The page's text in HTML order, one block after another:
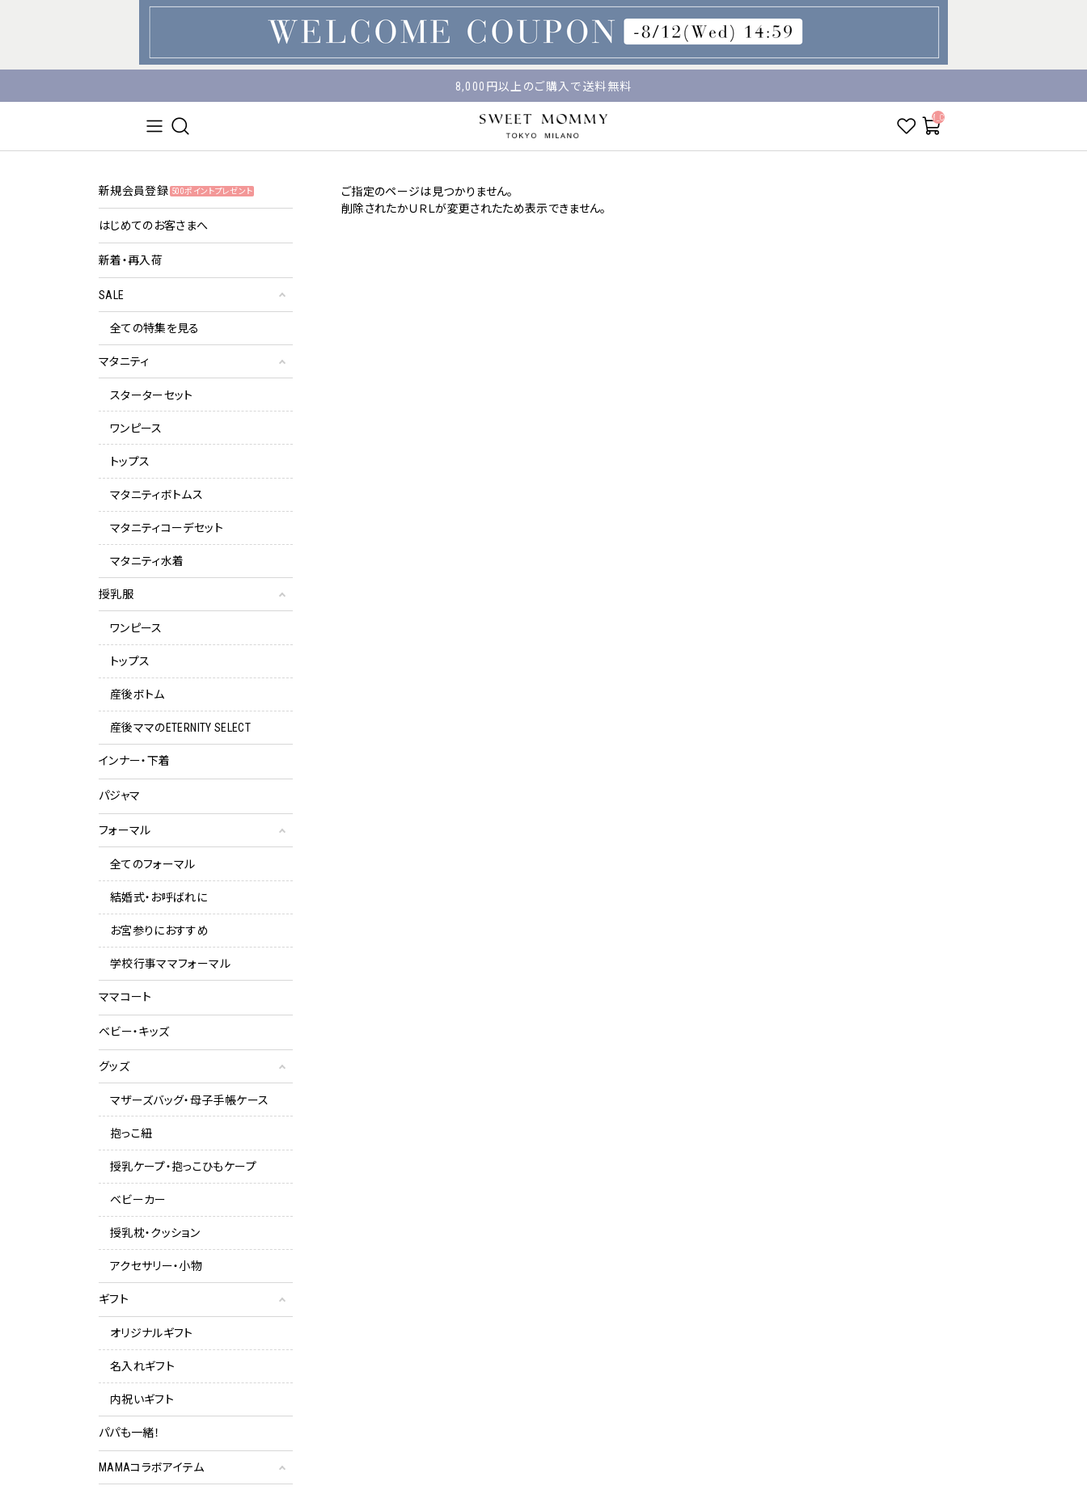
マタニティウェア・授乳服のスウィートマミー
8,000円以上のご購入で送料無料
__ITM_CNT__
ご指定のページは見つかりません。
削除されたかＵＲＬが変更されたため表示できません。
新規会員登録 500ポイントプレゼント
はじめてのお客さまへ
新着・再入荷
SALE
全ての特集を見る
マタニティ
スターターセット
ワンピース
トップス
マタニティボトムス
マタニティコーデセット
マタニティ水着
授乳服
ワンピース
トップス
産後ボトム
産後ママのETERNITY SELECT
インナー・下着
パジャマ
フォーマル
全てのフォーマル
結婚式・お呼ばれに
お宮参りにおすすめ
学校行事ママフォーマル
ママコート
ベビー・キッズ
グッズ
マザーズバッグ・母子手帳ケース
抱っこ紐
授乳ケープ・抱っこひもケープ
ベビーカー
授乳枕・クッション
アクセサリー・小物
ギフト
オリジナルギフト
名入れギフト
内祝いギフト
パパも一緒！
MAMAコラボアイテム